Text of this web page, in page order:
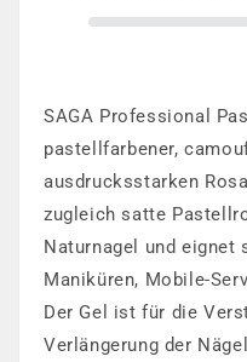
SAGA Professional
pastellfarbener,
ausdrucksstarken
zugleich satte
Naturnagel und
Maniküren, Mobile-
Der Gel ist für die
Verlängerung der